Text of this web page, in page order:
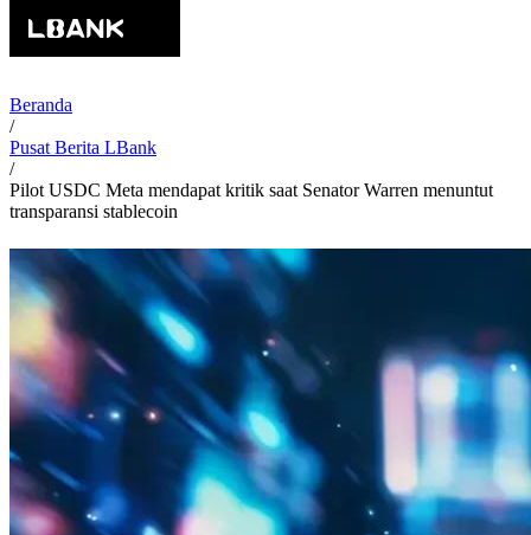
Beranda
/
Pusat Berita LBank
/
Pilot USDC Meta mendapat kritik saat Senator Warren menuntut
transparansi stablecoin